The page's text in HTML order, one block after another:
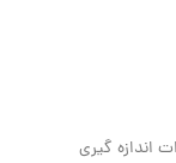
اندازه‌ گیری